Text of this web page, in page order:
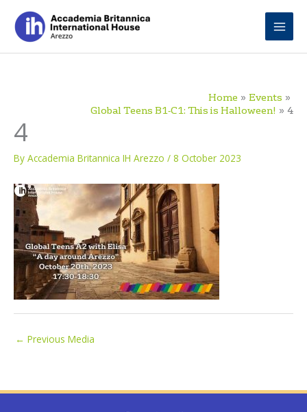
content
Home
Events
Global Teens B1-C1: This is Halloween!
4
4
By Accademia Britannica IH Arezzo / 8 October 2023
← Previous Media